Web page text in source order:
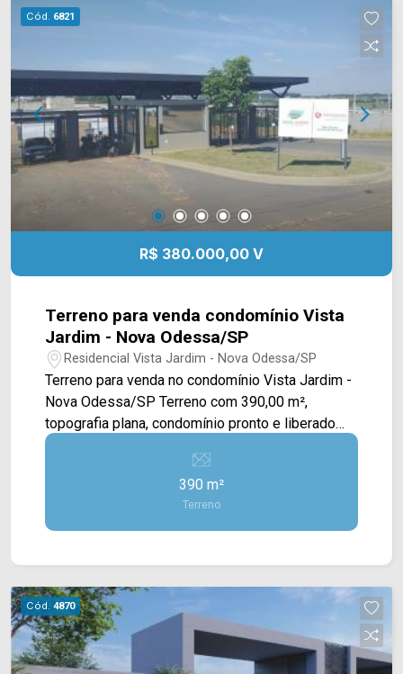
contato conosco: Telefone e Whatsapp Arbix: 19
3475-4546. ARBIX IMÓVEIS - Presente em cada
Cód. 6821
R$ 380.000,00 V
Terreno para venda condomínio Vista
Jardim - Nova Odessa/SP
Residencial Vista Jardim - Nova Odessa/SP
Terreno para venda no condomínio Vista Jardim -
Nova Odessa/SP Terreno com 390,00 m²,
topografia plana, condomínio pronto e liberado
para construir, lote quitado. - Salão de Festa. -
Quiosque com churrasqueira. - Quadra
Poliesportiva. - Área verde. - Área Kids - Portaria
e segurança 24 horas - Portaria 24 horas .
Condomínio Fechado na entrada da cidade de
interessou? Entre em contato com a nossa
equipe de vendas e agende a sua visita!!
WhatsApp Vendas: 19 99604-2478 ou Telefone
Arbix: 19 3475-4546
390 m²
Terreno
Cód. 4870